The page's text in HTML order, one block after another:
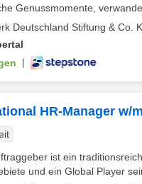
Genussmomente,
Deutschland Stiftung & Co.
HR-Manager w/
ist ein
und ein Global Player